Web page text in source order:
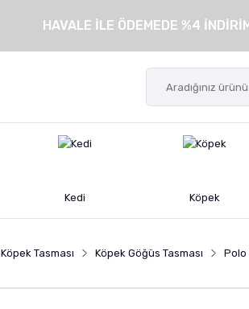
HAVALE İLE ÖDEMEDE %4
Kedi Köpek
Köpek Tasması Köpek Göğüs Tasması Polo